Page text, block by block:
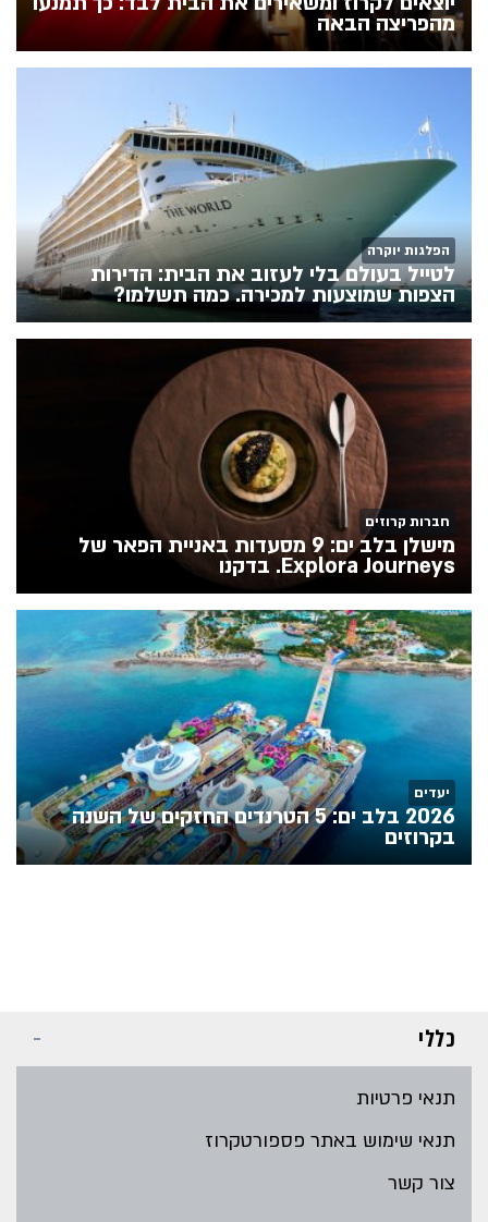
מהפריצה הבאה
הפלגות יוקרה
לטייל בעולם בלי לעזוב את הבית: הדירות
הצפות שמוצעות למכירה. כמה תשלמו?
חברות קרוזים
מישלן בלב ים: 9 מסעדות באניית הפאר של
Explora Journeys. בדקנו
יעדים
2026 בלב ים: 5 הטרנדים החזקים של השנה
בקרוזים
כללי
תנאי פרטיות
תנאי שימוש באתר פספורטקרוז
צור קשר